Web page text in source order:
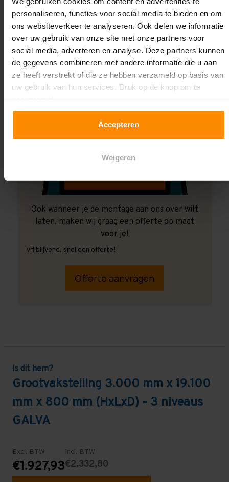
personaliseren, functies voor social media te bieden en om
ons websiteverkeer te analyseren. Ook delen we informatie
over uw gebruik van onze site met onze partners voor
social media, adverteren en analyse. Deze partners kunnen
de gegevens combineren met andere informatie die u aan
ze heeft verstrekt of die ze hebben verzameld op basis van
uw gebruik van hun services. Druk op de knop om te
Accepteren
Weigeren
Ook wanneer je de montage aan ons over wilt
laten, maken wij graag een offerte op maat
voor je!
Vrijblijvend, snel een offerte!
Offerte aanvragen
Is dit hem?
Grootvakstelling 3.000 mm x 19.100
mm x 800 mm (HxLxD) - 3 niveaus
GALVA
Excl. BTW
€1.927,93
Incl. BTW
€2.332,80